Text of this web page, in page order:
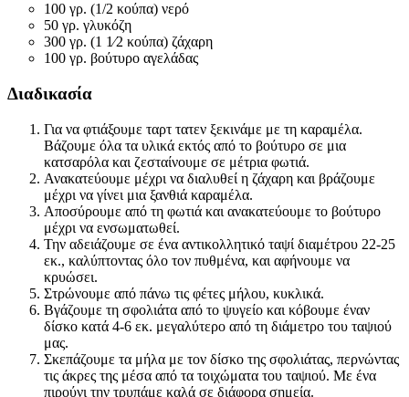
100 γρ. (1/2 κούπα) νερό
50 γρ. γλυκόζη
300 γρ. (1 1⁄2 κούπα) ζάχαρη
100 γρ. βούτυρο αγελάδας
Διαδικασία
Για να φτιάξουμε ταρτ τατεν ξεκινάμε με τη καραμέλα.
Βάζουμε όλα τα υλικά εκτός από το βούτυρο σε μια
κατσαρόλα και ζεσταίνουμε σε μέτρια φωτιά.
Ανακατεύουμε μέχρι να διαλυθεί η ζάχαρη και βράζουμε
μέχρι να γίνει μια ξανθιά καραμέλα.
Αποσύρουμε από τη φωτιά και ανακατεύουμε το βούτυρο
μέχρι να ενσωματωθεί.
Την αδειάζουμε σε ένα αντικολλητικό ταψί διαμέτρου 22-25
εκ., καλύπτοντας όλο τον πυθμένα, και αφήνουμε να
κρυώσει.
Στρώνουμε από πάνω τις φέτες μήλου, κυκλικά.
Βγάζουμε τη σφολιάτα από το ψυγείο και κόβουμε έναν
δίσκο κατά 4-6 εκ. μεγαλύτερο από τη διάμετρο του ταψιού
μας.
Σκεπάζουμε τα μήλα με τον δίσκο της σφολιάτας, περνώντας
τις άκρες της μέσα από τα τοιχώματα του ταψιού. Με ένα
πιρούνι την τρυπάμε καλά σε διάφορα σημεία.